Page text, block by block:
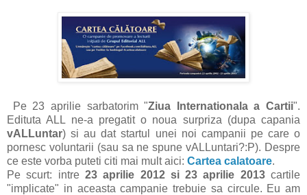
Pe 23 aprilie sarbatorim "Ziua Internationala a Cartii".
Edituta ALL ne-a pregatit o noua surpriza (dupa capania
vALLuntar) si au dat startul unei noi campanii pe care o
pornesc voluntarii (sau sa ne spune vALLuntari?:P). Despre
ce este vorba puteti citi mai mult aici: Cartea calatoare.
Pe scurt: intre 23 aprilie 2012 si 23 aprilie 2013cartile
"implicate" in aceasta campanie trebuie sa circule. Eu am